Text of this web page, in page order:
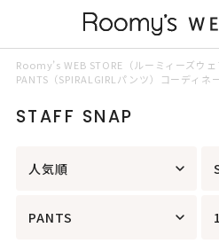
Roomy’s WEB STORE（ルーミィーズウェ
PANTS（SPIRALGIRLパンツ）コーディネ
STAFF SNAP
人気順
PANTS